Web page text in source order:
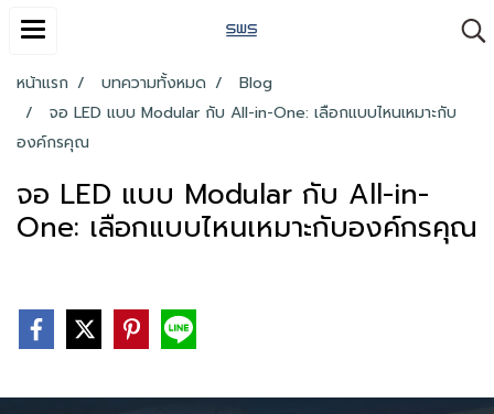
หน้าแรก บทความทั้งหมด
Blog
จอ LED แบบ Modular กับ All-in-One: เลือกแบบไหนเหมาะกับ
องค์กรคุณ
จอ LED แบบ Modular กับ All-in-
One: เลือกแบบไหนเหมาะกับองค์กรคุณ